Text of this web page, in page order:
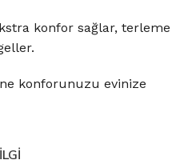
konfor sağlar, terleme
konforunuzu evinize